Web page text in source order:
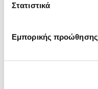
Στατιστικά
Εμπορικής προώθησης